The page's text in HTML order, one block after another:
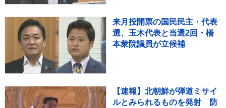
来月投開票の国民民主・代表
選、玉木代表と当選2回・橋
本衆院議員が立候補
【速報】北朝鮮が弾道ミサイ
ルとみられるものを発射 防